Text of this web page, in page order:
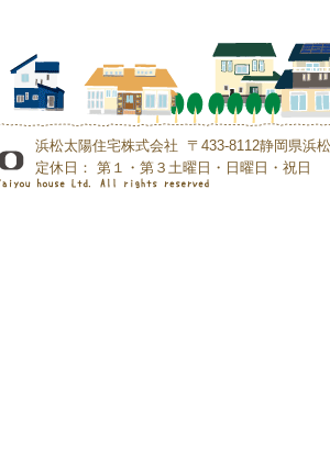
浜松太陽住宅株式会社 〒433-8112静岡県浜
定休日： 第１・第３土曜日・日曜日・祝日